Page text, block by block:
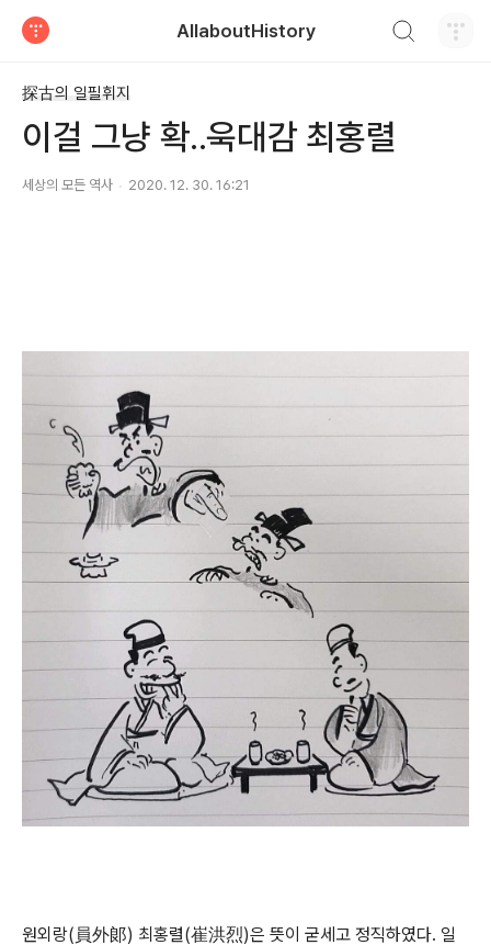
AllaboutHistory
探古의 일필휘지
이걸 그냥 확..욱대감 최홍렬
세상의 모든 역사 2020. 12. 30. 16:21
원외랑(員外郞) 최홍렬(崔洪烈)은 뜻이 굳세고 정직하였다. 일